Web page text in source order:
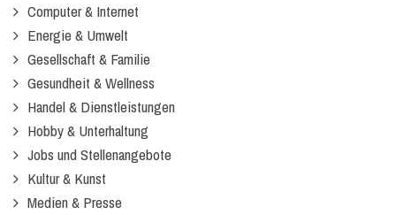
Computer & Internet
Energie & Umwelt
Gesellschaft & Familie
Gesundheit & Wellness
Handel & Dienstleistungen
Hobby & Unterhaltung
Jobs und Stellenangebote
Kultur & Kunst
Medien & Presse